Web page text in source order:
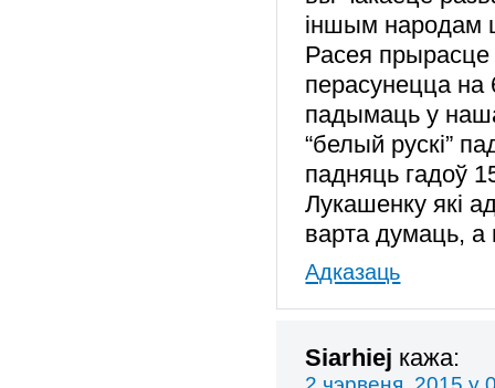
іншым народам
Расея прырасце
перасунецца на
падымаць у
“белый рускі”
падняць гадоў
Лукашенку які
варта думаць, а
Адказаць
Siarhiej кажа: